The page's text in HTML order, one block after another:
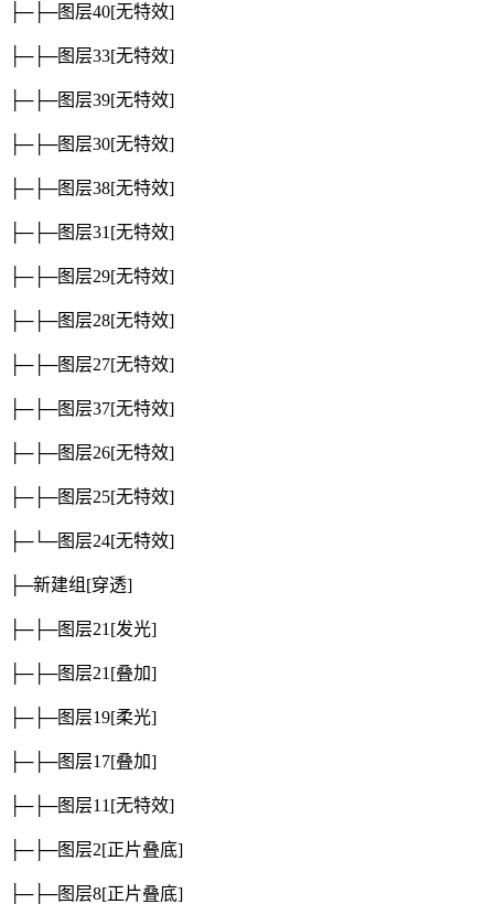
├─├─图层40[无特效]
├─├─图层33[无特效]
├─├─图层39[无特效]
├─├─图层30[无特效]
├─├─图层38[无特效]
├─├─图层31 [无特效]
├─├─图层29[无特效]
├─├─图层28[无特效]
├─├─图层27[无特效]
├─├─图层37[无特效]
├─├─图层26[无特效]
├─├─图层25[无特效]
├─└─图层24[无特效]
├─新建组 [穿透]
├─├─图层21 [发光]
├─├─图层21 [叠加]
├─├─图层19[柔光]
├─├─图层17[叠加]
├─├─图层11 [无特效]
├─├─图层2[正片叠底]
├─├─图层8[正片叠底]